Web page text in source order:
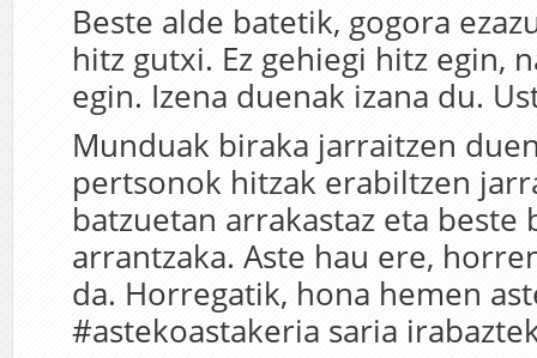
Beste alde batetik, gogora
hitz gutxi. Ez gehiegi hitz egin,
egin. Izena duenak izana du.
Munduak biraka jarraitzen
pertsonok hitzak erabiltzen
batzuetan arrakastaz eta beste
arrantzaka. Aste hau ere,
da. Horregatik, hona hemen
#astekoastakeria saria